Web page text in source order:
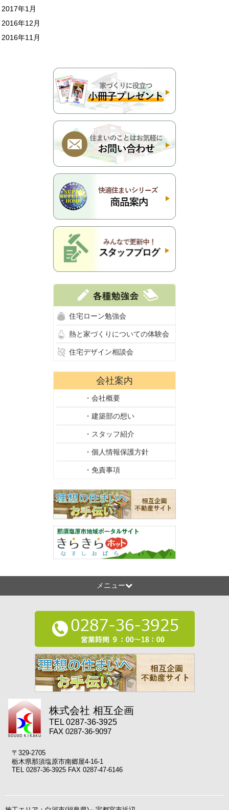
2017年1月
2016年12月
2016年11月
住宅ローン勉強会
熱と家づくりについての体験会
住宅デザイン相談会
会社案内
・会社概要
・建築部の想い
・スタッフ紹介
・個人情報保護方針
・免責事項
メニュー
株式会社 相互企画
TEL 0287-36-3925
FAX 0287-36-9097
〒329-2705
栃木県那須塩原市南郷屋4-16-1
TEL 0287-36-3925 FAX 0287-47-6146